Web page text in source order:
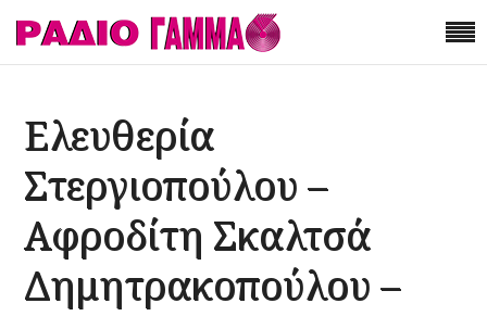
Ελευθερία
Στεργιοπούλου –
Αφροδίτη Σκαλτσά
Δημητρακοπούλου –